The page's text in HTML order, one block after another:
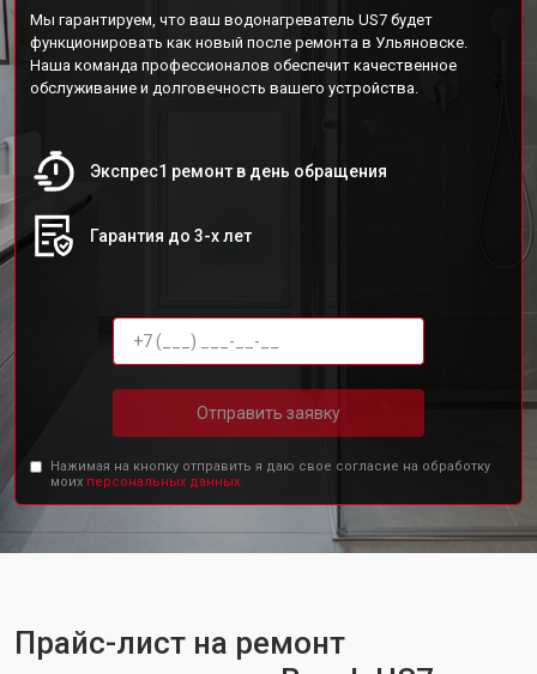
Мы гарантируем, что ваш водонагреватель US7 будет
функционировать как новый после ремонта в Ульяновске.
Наша команда профессионалов обеспечит качественное
обслуживание и долговечность вашего устройства.
Экспрес1 ремонт в день обращения
Гарантия до 3-х лет
Отправить заявку
Нажимая на кнопку отправить я даю свое согласие на обработку
моих персональных данных.
Прайс-лист на ремонт